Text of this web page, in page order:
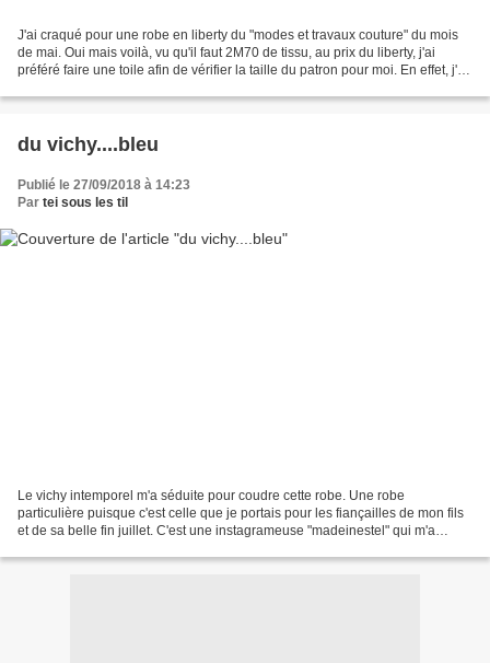
J'ai craqué pour une robe en liberty du "modes et travaux couture" du mois
de mai. Oui mais voilà, vu qu'il faut 2M70 de tissu, au prix du liberty, j'ai
préféré faire une toile afin de vérifier la taille du patron pour moi. En effet, j'en
du vichy....bleu
Publié le 27/09/2018 à 14:23
Par tei sous les til
Le vichy intemporel m'a séduite pour coudre cette robe. Une robe
particulière puisque c'est celle que je portais pour les fiançailles de mon fils
et de sa belle fin juillet. C'est une instagrameuse "madeinestel" qui m'a